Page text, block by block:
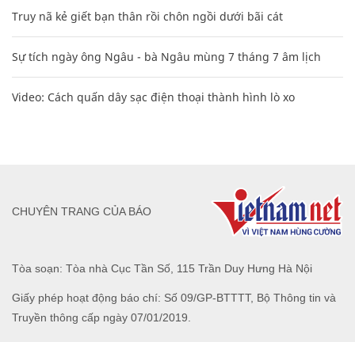
Truy nã kẻ giết bạn thân rồi chôn ngồi dưới bãi cát
Sự tích ngày ông Ngâu - bà Ngâu mùng 7 tháng 7 âm lịch
Video: Cách quấn dây sạc điện thoại thành hình lò xo
Tòa soạn: Tòa nhà Cục Tần Số, 115 Trần Duy Hưng Hà Nội
Giấy phép hoạt động báo chí: Số 09/GP-BTTTT, Bộ Thông tin và
Truyền thông cấp ngày 07/01/2019.
CHUYÊN TRANG CỦA BÁO